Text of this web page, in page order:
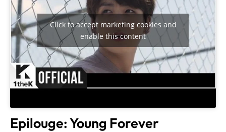
Click to accept marketing cookies and
enable this content
Epilouge: Young Forever